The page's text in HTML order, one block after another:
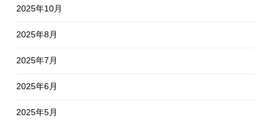
2025年10月
2025年8月
2025年7月
2025年6月
2025年5月